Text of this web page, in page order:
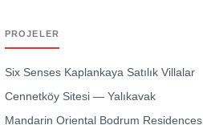
PROJELER
Six Senses Kaplankaya Satılık Villalar
Cennetköy Sitesi — Yalıkavak
Mandarin Oriental Bodrum Residences